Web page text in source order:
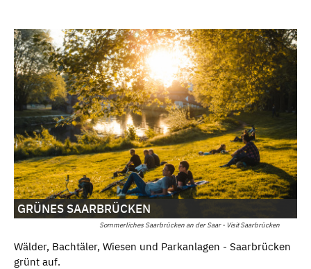
Sommerliches Saarbrücken an der Saar - Visit Saarbrücken
GRÜNES SAARBRÜCKEN
Wälder, Bachtäler, Wiesen und Parkanlagen - Saarbrücken
grünt auf.